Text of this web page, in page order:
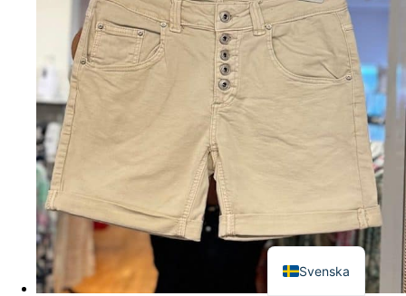
Svenska
English